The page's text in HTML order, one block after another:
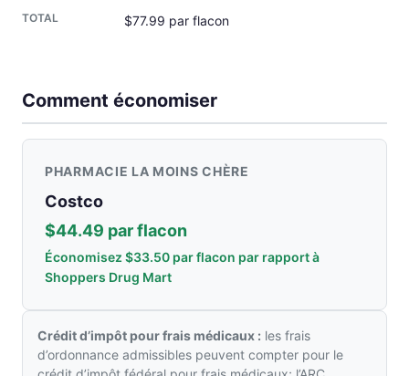
$77.99 par flacon
Comment économiser
PHARMACIE LA MOINS CHÈRE
Costco
$44.49 par flacon
Économisez $33.50 par flacon par rapport à
Shoppers Drug Mart
Crédit d’impôt pour frais médicaux : les frais
d’ordonnance admissibles peuvent compter pour le